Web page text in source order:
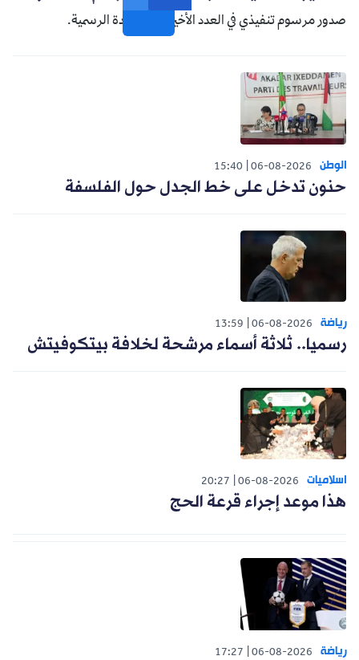
صدور مرسوم تنفيذي في العدد الأخير من الجريدة الرسمية.
الوطن 06-08-2026
15:40
حنون تدخل على خط الجدل حول الفلسفة
رياضة 06-08-2026
13:59
رسميا.. ثلاثة أسماء مرشحة لخلافة بيتكوفيتش
اسلاميات 06-08-2026
20:27
هذا موعد إجراء قرعة الحج
رياضة 06-08-2026
17:27